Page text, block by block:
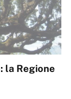
la Regione